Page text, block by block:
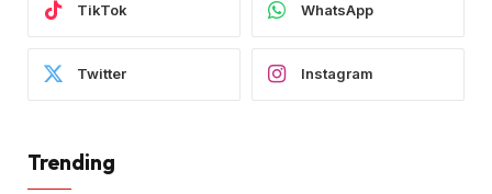
TikTok WhatsApp
Twitter Instagram
Trending